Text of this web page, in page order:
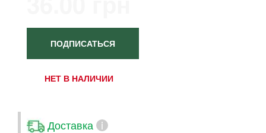
ПОДПИСАТЬСЯ
НЕТ В НАЛИЧИИ
Доставка i